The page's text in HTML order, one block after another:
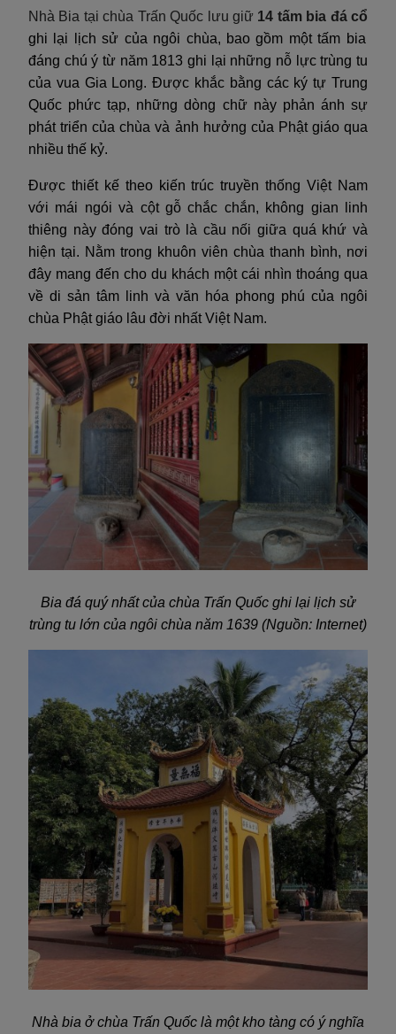
Nhà Bia tại chùa Trấn Quốc lưu giữ 14 tấm bia đá cổ
ghi lại lịch sử của ngôi chùa, bao gồm một tấm bia
đáng chú ý từ năm 1813 ghi lại những nỗ lực trùng tu
của vua Gia Long. Được khắc bằng các ký tự Trung
Quốc phức tạp, những dòng chữ này phản ánh sự
phát triển của chùa và ảnh hưởng của Phật giáo qua
nhiều thế kỷ.
Được thiết kế theo kiến trúc truyền thống Việt Nam
với mái ngói và cột gỗ chắc chắn, không gian linh
thiêng này đóng vai trò là cầu nối giữa quá khứ và
hiện tại. Nằm trong khuôn viên chùa thanh bình, nơi
đây mang đến cho du khách một cái nhìn thoáng qua
về di sản tâm linh và văn hóa phong phú của ngôi
chùa Phật giáo lâu đời nhất Việt Nam.
Bia đá quý nhất của chùa Trấn Quốc ghi lại lịch sử
trùng tu lớn của ngôi chùa năm 1639 (Nguồn: Internet)
Nhà bia ở chùa Trấn Quốc là một kho tàng có ý nghĩa